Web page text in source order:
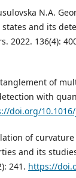
N.A.
and its
2022. 136(4):
of
with
doi.org/
of
and its
241. https://